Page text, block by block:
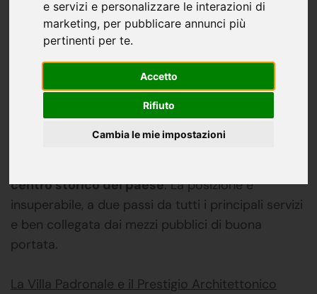
e servizi e personalizzare le interazioni di
marketing, per pubblicare annunci più
pertinenti per te.
Accetto
Rifiuto
Cambia le mie impostazioni
Descrizione
Villa d'Epoca con Parco e Villa nel Cuore del
Centro Storico di Merate
Presentiamo una proprietà di inestimabile valore
XVIII e il XIX secolo
centro storico del paese. La posizione è
insuperabile, a due passi da tutti i principali servizi
e ben collegata dai mezzi pubblici di buona
portata.
La Villa Padronale e il Prestigio Architettonico